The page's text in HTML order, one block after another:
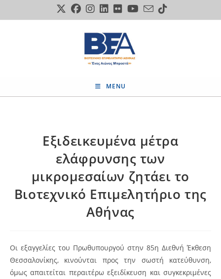
to
MENU
Εξιδεικευμένα μέτρα
ελάφρυνσης των
μικρομεσαίων ζητάει το
Βιοτεχνικό Επιμελητήριο της
Αθήνας
Οι εξαγγελίες του Πρωθυπουργού στην 85η Διεθνή Έκθεση
Θεσσαλονίκης, κινούνται προς την σωστή κατεύθυνση,
όμως απαιτείται περαιτέρω εξειδίκευση και συγκεκριμένες